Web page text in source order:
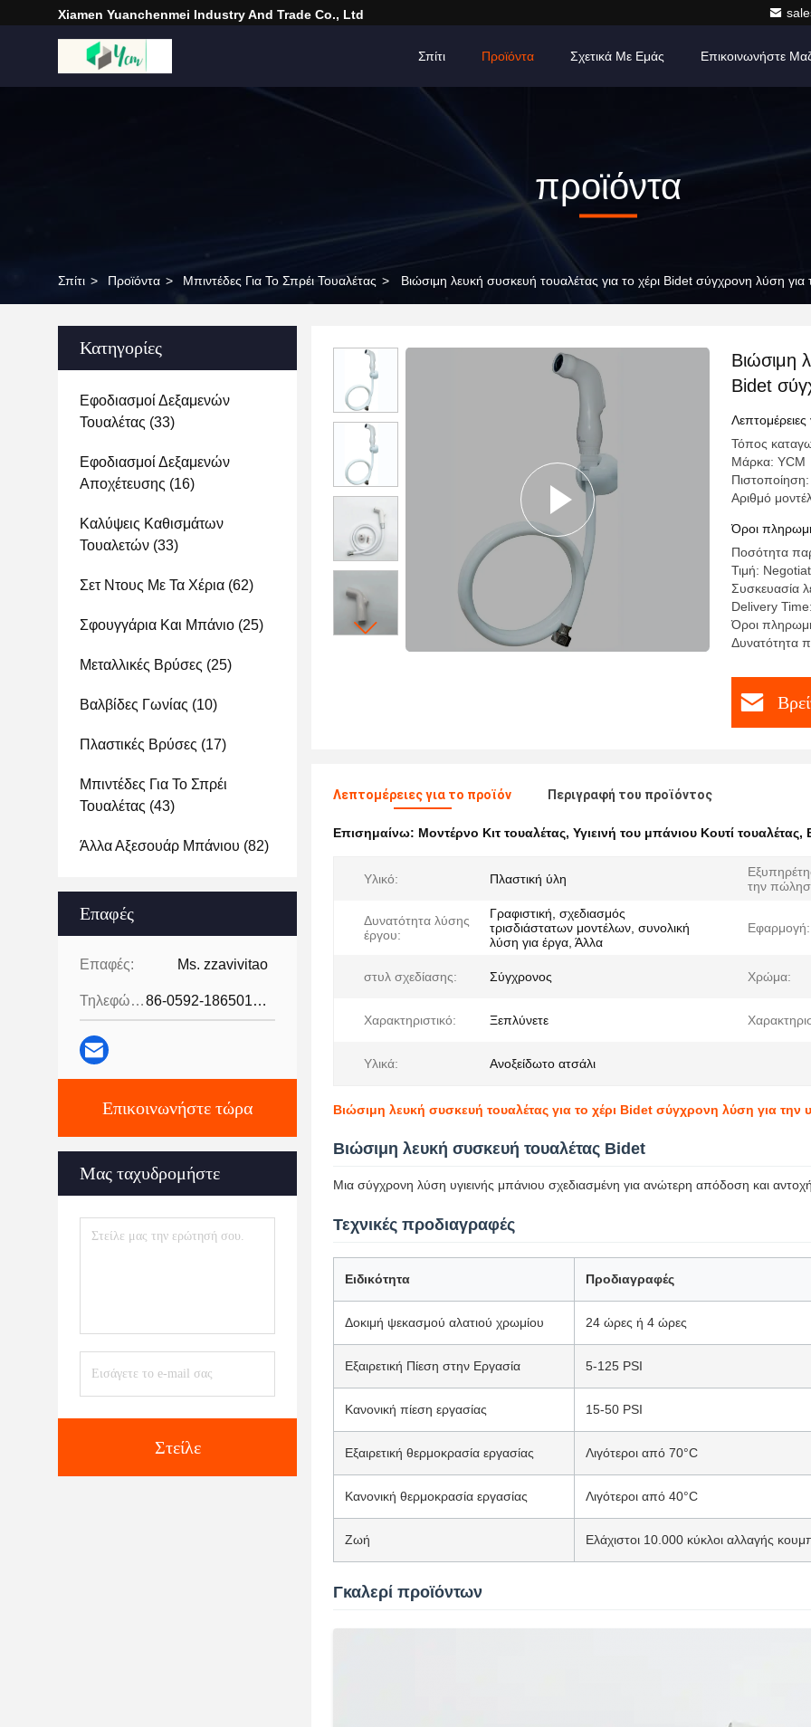
Xiamen Yuanchenmei Industry And Trade Co., Ltd
Σπίτι Προϊόντα Σχετικά Με Εμάς Επικοινωνήστε
προϊόντα
Σπίτι > Προϊόντα > Μπιντέδες Για Το Σπρέι Τουαλέτας > Βιώσιμη λευκή συσκευή τουαλέτας για το χέρι Bidet σύγχρονη λύση για
Κατηγορίες
Εφοδιασμοί Δεξαμενών
Τουαλέτας (33)
Εφοδιασμοί Δεξαμενών
Αποχέτευσης (16)
Καλύψεις Καθισμάτων
Τουαλετών (33)
Σετ Ντους Με Τα Χέρια (62)
Σφουγγάρια Και Μπάνιο (25)
Μεταλλικές Βρύσες (25)
Βαλβίδες Γωνίας (10)
Πλαστικές Βρύσες (17)
Μπιντέδες Για Το Σπρέι
Τουαλέτας (43)
Άλλα Αξεσουάρ Μπάνιου (82)
Επαφές
Επαφές: Ms. zzavivitao
Τηλεφώνημα: 86-0592-18650185095
Επικοινωνήστε τώρα
Μας ταχυδρομήστε
Στείλε
Βιώσιμη
Bidet
Τόπος
Μάρκα: YCM
Αριθμό
Όροι
Ποσότητα
Τιμή:
Συσκευασία
Delivery
Όροι
Δυνατότητα
Λεπτομέρειες για το προϊόν Περιγραφή του προϊόντος
Επισημαίνω: Μοντέρνο Κιτ τουαλέτας, Υγιεινή του μπάνιου Κουτί τουαλέτας,
Υλικό: Πλαστική ύλη
την
Δυνατότητα λύσης
έργου:
Γραφιστική, σχεδιασμός
τρισδιάστατων μοντέλων, συνολική
λύση για έργα, Άλλα
Εφαρμογή:
στυλ σχεδίασης: Σύγχρονος Χρώμα:
Χαρακτηριστικό: Ξεπλύνετε
Υλικά: Ανοξείδωτο ατσάλι
Βιώσιμη λευκή συσκευή τουαλέτας για το χέρι Bidet σύγχρονη λύση για την
Βιώσιμη λευκή συσκευή τουαλέτας Bidet
Μια σύγχρονη λύση υγιεινής μπάνιου σχεδιασμένη για ανώτερη απόδοση και
Τεχνικές προδιαγραφές
Ειδικότητα Προδιαγραφές
Δοκιμή ψεκασμού αλατιού χρωμίου 24 ώρες ή 4 ώρες
Εξαιρετική Πίεση στην Εργασία 5-125 PSI
Κανονική πίεση εργασίας 15-50 PSI
Εξαιρετική θερμοκρασία εργασίας Λιγότεροι από 70°C
Κανονική θερμοκρασία εργασίας Λιγότεροι από 40°C
Ζωή Ελάχιστοι 10.000 κύκλοι αλλαγής
Γκαλερί προϊόντων